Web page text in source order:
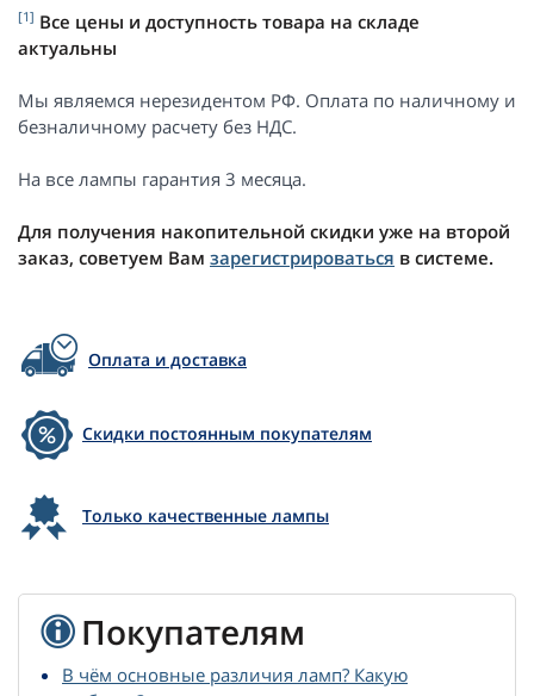
[1] Все цены и доступность товара на складе
актуальны
Мы являемся нерезидентом РФ. Оплата по наличному и
безналичному расчету без НДС.
На все лампы гарантия 3 месяца.
Для получения накопительной скидки уже на второй
заказ, советуем Вам зарегистрироваться в системе.
Оплата и доставка
Скидки постоянным покупателям
Только качественные лампы
Покупателям
В чём основные различия ламп? Какую